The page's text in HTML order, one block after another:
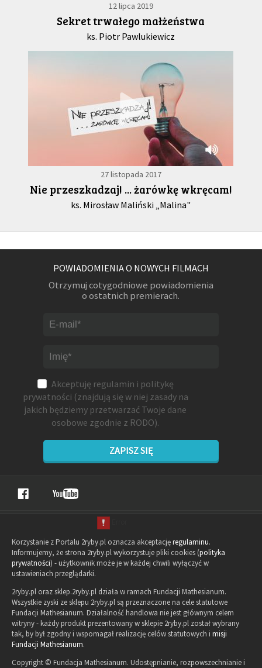
12 lipca 2019
Sekret trwałego małżeństwa
ks. Piotr Pawlukiewicz
27 listopada 2017
Nie przeszkadzaj! ... żarówkę wkręcam!
ks. Mirosław Maliński „Malina"
POWIADOMIENIA O NOWYCH FILMACH
Otrzymuj cotygodniowe powiadomienia
o ostatnich premierach.
Akceptuję regulamin i politykę
prywatności (znajdują się w niej zasady na
jakich będziemy przetwarzać Twoje dane
osobowe zgodnie z RODO).
ZAPISZ SIĘ
Korzystanie z Portalu 2ryby.pl oznacza akceptacjęregulaminu.
Informujemy, że strona 2ryby.pl wykorzystuje pliki cookies (polityka
prywatności) - użytkownik może je w każdej chwili wyłączyć w
ustawieniach przeglądarki.
2ryby.pl oraz sklep.2ryby.pl działa w ramach Fundacji Mathesianum.
Wszystkie zyski ze sklepu 2ryby.pl są przeznaczone na cele statutowe
Fundacji Mathesianum. Działalność handlowa nie jest głównym celem
witryny - każdy produkt prezentowany w sklepie 2ryby.pl został wybrany
tak, by był zgodny i wspomagał realizację celów statutowych i misji
Fundacji Mathesianum.
Copyright © Fundacja Mathesianum. Udostępnianie, rozpowszechnianie i